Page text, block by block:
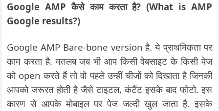
Google AMP कैसे काम करता है? (What is AMP
Google results?)
Google AMP Bare-bone version है. ये प्राथमिकता पर
काम करता है. मतलब जब भी आप किसी वेबसाइट के किसी पेज
को open करते हैं तो वो पहले उन्हीं चीजों को दिखाता है जिनकी
आपको जरूरत होती है जैसे टाइटल, कंटैंट इसके बाद फोटो. इस
कारण से आपके मोबाइल पर पेज जल्दी खुल जाता है. इसके